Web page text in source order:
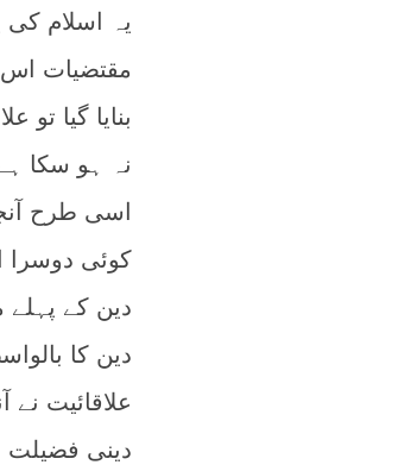
یہ اسلام
مقتضیات
بنایا گیا
نہ ہو سکا
اسی طرح
کوئی دوسرا
دین کے
دین کا
علاقائیت نے
دینی فضیلت